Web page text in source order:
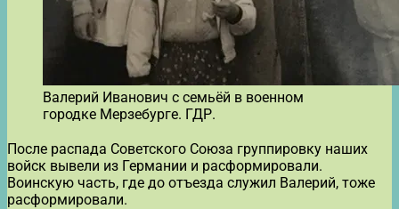
Валерий Иванович с семьёй в военном
городке Мерзебурге. ГДР.
После распада Советского Союза группировку наших
войск вывели из Германии и расформировали.
Воинскую часть, где до отъезда служил Валерий, тоже
расформировали.